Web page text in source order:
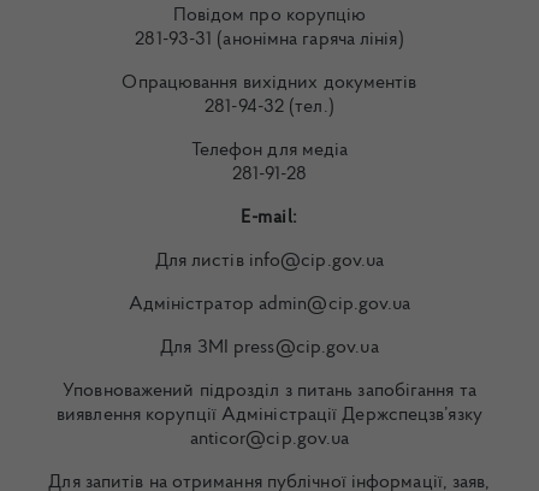
Повідом про корупцію
281-93-31 (анонімна гаряча лінія)
Опрацювання вихідних документів
281-94-32 (тел.)
Телефон для медіа
281-91-28
E-mail:
Для листів info@cip.gov.ua
Адміністратор admin@cip.gov.ua
Для ЗМІ press@cip.gov.ua
Уповноважений підрозділ з питань запобігання та
виявлення корупції Адміністрації Держспецзв’язку
anticor@cip.gov.ua
Для запитів на отримання публічної інформації, заяв,